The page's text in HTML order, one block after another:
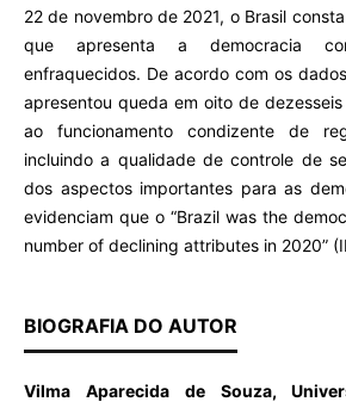
22 de novembro de 2021, o Brasil
que apresenta a democracia
enfraquecidos. De acordo com os
apresentou queda em oito de
ao funcionamento condizente de
incluindo a qualidade de controle de
dos aspectos importantes para as
evidenciam que o “Brazil was the
number of declining attributes in 2020”
BIOGRAFIA DO AUTOR
Vilma Aparecida de Souza,